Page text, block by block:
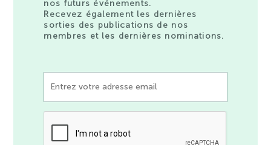
nos futurs événements.
Recevez également les dernières
sorties des publications de nos
membres et les dernières nominations.